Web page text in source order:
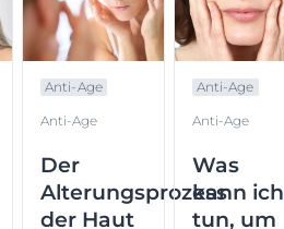
Anti-Age
Anti-Age
Der
Alterungsprozess
der Haut
Anti-Age
Anti-Age
Was
kann ich
tun, um